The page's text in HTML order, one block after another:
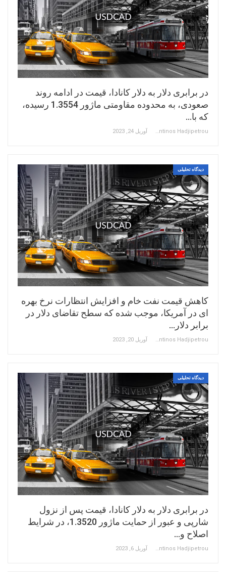
در برابری دلار به دلار کانادا، قیمت در ادامه روند
صعودی، به محدوده مقاومتی ماژور 1.3554 رسیده،
که با…
آوریل 24, 2023
دیدگاه تحلیلی
کاهش قیمت نفت خام و افزایش انتظارات نرخ بهره
ای در آمریکا، موجب شده که سطح تقاضای دلار در
برابر دلار…
Constantinos Hadjipetrou آوریل 20, 2023
دیدگاه تحلیلی
در برابری دلار به دلار کانادا، قیمت پس از نزول
شارپی و عبور از حمایت ماژور 1.3520، در شرایط
اصلاح و…
Constantinos Hadjipetrou آوریل 6, 2023